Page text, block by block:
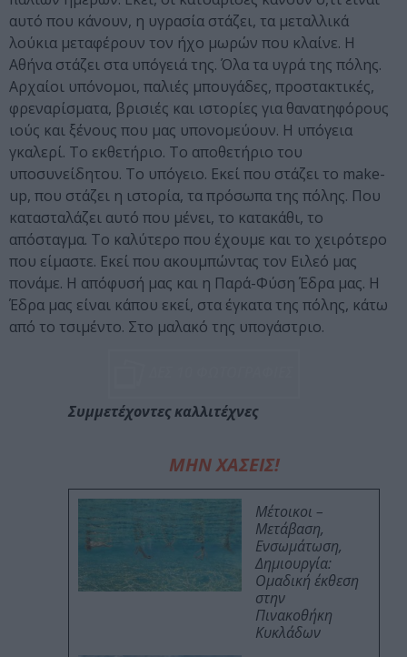
αυτό που κάνουν, η υγρασία στάζει, τα μεταλλικά
λούκια μεταφέρουν τον ήχο μωρών που κλαίνε. Η
Αθήνα στάζει στα υπόγειά της. Όλα τα υγρά της πόλης.
Αρχαίοι υπόνομοι, παλιές μπουγάδες, προστακτικές,
φρεναρίσματα, βρισιές και ιστορίες για θανατηφόρους
ιούς και ξένους που μας υπονομεύουν. Η υπόγεια
γκαλερί. Το εκθετήριο. Το αποθετήριο του
υποσυνείδητου. Το υπόγειο. Εκεί που στάζει το make-
up, που στάζει η ιστορία, τα πρόσωπα της πόλης. Που
κατασταλάζει αυτό που μένει, το κατακάθι, το
απόσταγμα. Το καλύτερο που έχουμε και το χειρότερο
που είμαστε. Εκεί που ακουμπώντας τον Ειλεό μας
πονάμε. H απόφυσή μας και η Παρά-Φύση Έδρα μας. Η
Έδρα μας είναι κάπου εκεί, στα έγκατα της πόλης, κάτω
από το τσιμέντο. Στο μαλακό της υπογάστριο.
Συμμετέχοντες καλλιτέχνες
ΜΗΝ ΧΑΣΕΙΣ!
Μέτοικοι –
Μετάβαση,
Ενσωμάτωση,
Δημιουργία:
Ομαδική έκθεση
στην
Πινακοθήκη
Κυκλάδων